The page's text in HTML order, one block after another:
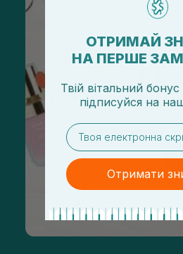
ОТРИМАЙ
НА ПЕРШЕ
Твій вітальний
підписуйся на
email
Отримати